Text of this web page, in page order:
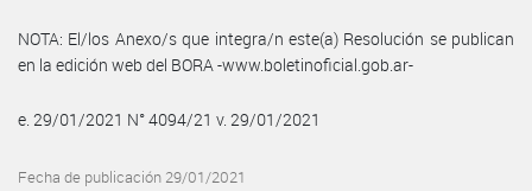
NOTA: El/los Anexo/s que integra/n este(a) Resolución se publican
en la edición web del BORA -www.boletinoficial.gob.ar-
e. 29/01/2021 N° 4094/21 v. 29/01/2021
Fecha de publicación 29/01/2021